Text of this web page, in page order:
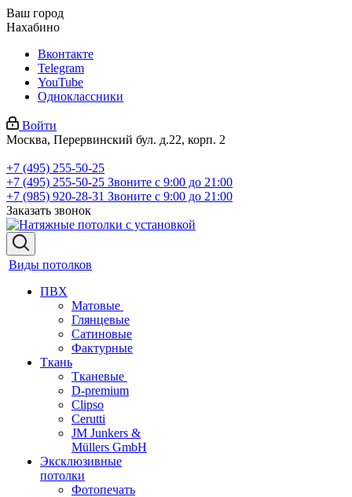
Ваш город
Нахабино
Вконтакте
Telegram
YouTube
Одноклассники
Войти
Москва, Перервинский бул. д.22, корп. 2
+7 (495) 255-50-25
+7 (495) 255-50-25 Звоните с 9:00 до 21:00
+7 (985) 920-28-31 Звоните с 9:00 до 21:00
Заказать звонок
Виды потолков
ПВХ
Матовые
Глянцевые
Сатиновые
Фактурные
Ткань
Тканевые
D-premium
Clipso
Cerutti
JM Junkers &
Müllers GmbH
Эксклюзивные
потолки
Фотопечать